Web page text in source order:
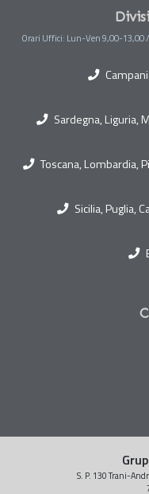
Orari Uffici: Lun-Ven 9,00-13,00
Sardegna, Liguria,
Toscana, Lombardia,
Sicilia, Puglia,
S. P. 130 Trani-